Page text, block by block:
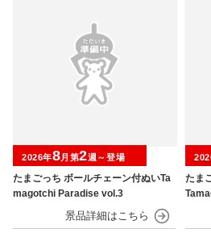
たまごっち ボールチェーン付ぬいTa
magotchi Paradise vol.3
2026年8月第2週～登場
たま